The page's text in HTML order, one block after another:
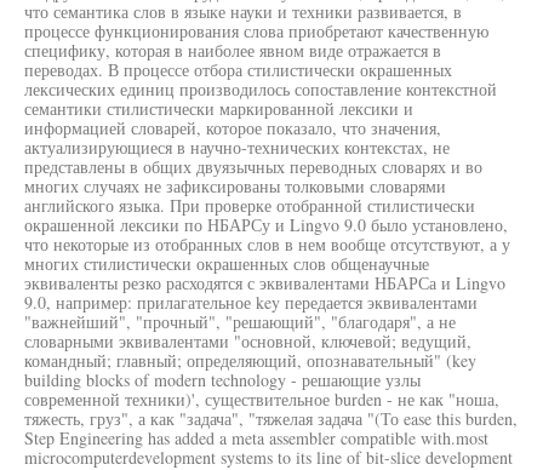
что семантика слов в языке науки и техники развивается, в
процессе функционирования слова приобретают качественную
специфику, которая в наиболее явном виде отражается в
переводах. В процессе отбора стилистически окрашенных
лексических единиц производилось сопоставление контекстной
семантики стилистически маркированной лексики и
информацией словарей, которое показало, что значения,
актуализирующиеся в научно-технических контекстах, не
представлены в общих двуязычных переводных словарях и во
многих случаях не зафиксированы толковыми словарями
английского языка. При проверке отобранной стилистически
окрашенной лексики по НБАРСу и Lingvo 9.0 было установлено,
что некоторые из отобранных слов в нем вообще отсутствуют, а у
многих стилистически окрашенных слов общенаучные
эквиваленты резко расходятся с эквивалентами НБАРСа и Lingvo
9.0, например: прилагательное key передается эквивалентами
"важнейший", "прочный", "решающий", "благодаря", а не
словарными эквивалентами "основной, ключевой; ведущий,
командный; главный; определяющий, опознавательный" (key
building blocks of modern technology - решающие узлы
современной техники)', существительное burden - не как "ноша,
тяжесть, груз", а как "задача", "тяжелая задача "(То ease this burden,
Step Engineering has added a meta assembler compatible with.most
microcomputerdevelopment systems to its line of bit-slice development